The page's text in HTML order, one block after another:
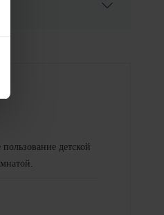
пользование детской